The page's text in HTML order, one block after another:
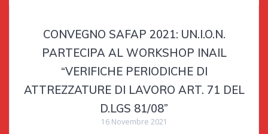
CONVEGNO SAFAP 2021: UN.I.O.N.
PARTECIPA AL WORKSHOP INAIL
“VERIFICHE PERIODICHE DI
ATTREZZATURE DI LAVORO ART. 71 DEL
D.LGS 81/08”
16 Novembre 2021